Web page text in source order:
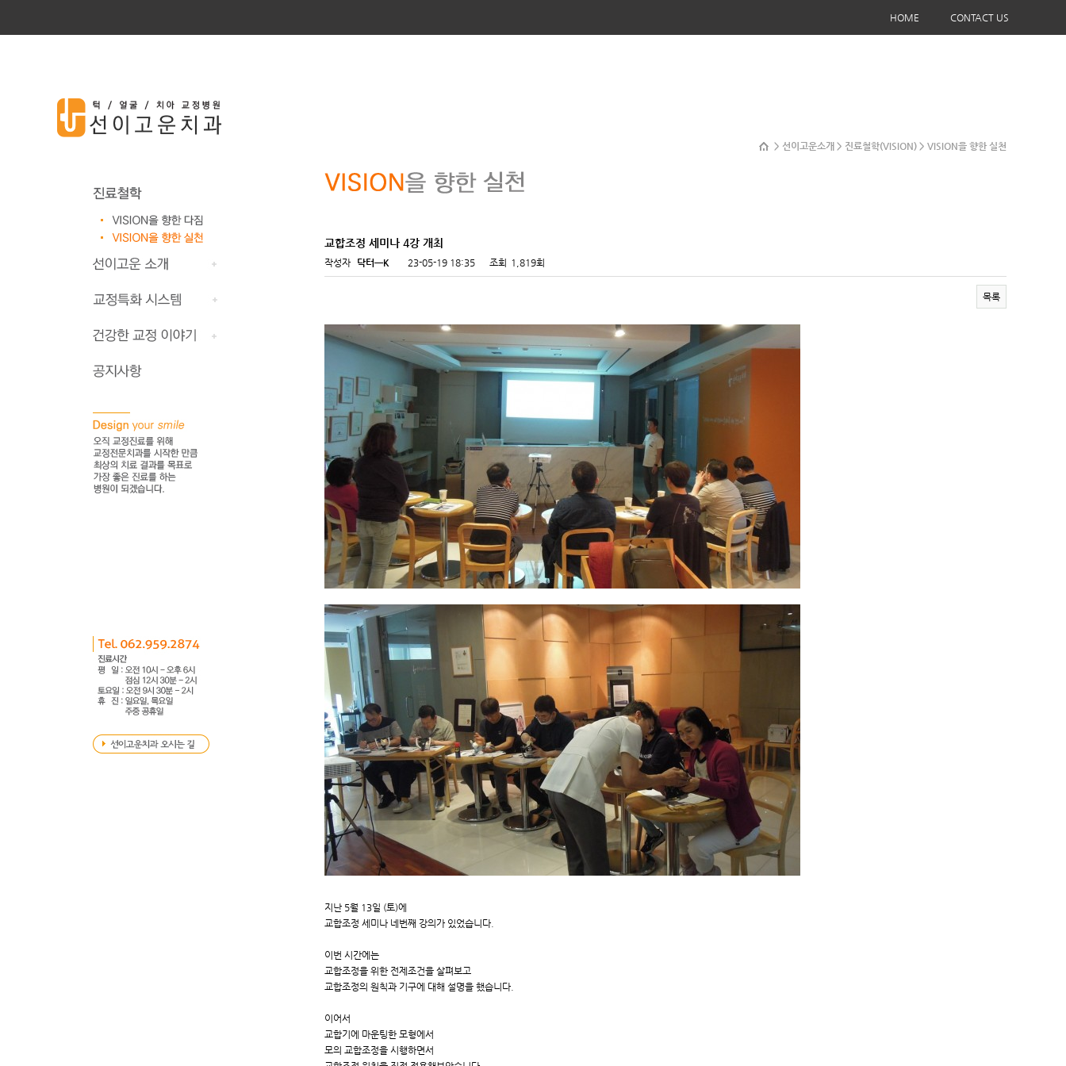
HOME CONTACT US
> 선이고운소개 > 진료철학(VISION) > VISION을 향한 실천
교합조정 세미나 4강 개최
작성자 닥터ㅡK 23-05-19 18:35 조회 1,819회
목록
지난 5월 13일 (토)에
교합조정 세미나 네번째 강의가 있었습니다.
이번 시간에는
교합조정을 위한 전제조건을 살펴보고
교합조정의 원칙과 기구에 대해 설명을 했습니다.
이어서
교합기에 마운팅한 모형에서
모의 교합조정을 시행하면서